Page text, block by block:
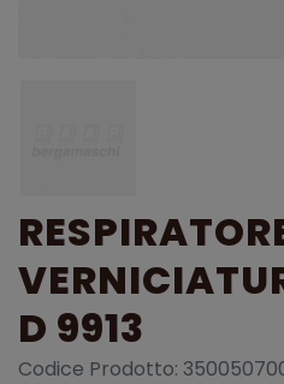
D 9913
Codice Prodotto: